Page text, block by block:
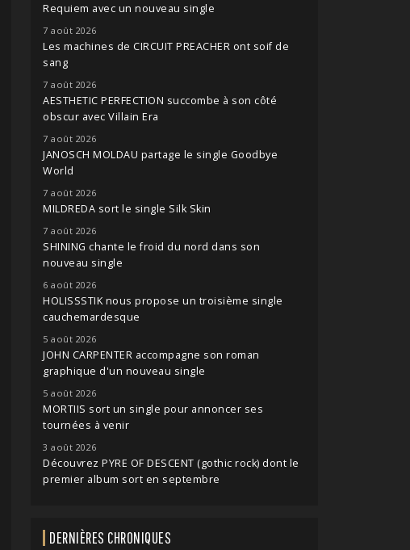
Requiem avec un nouveau single
7 août 2026
Les machines de CIRCUIT PREACHER ont soif de
sang
7 août 2026
AESTHETIC PERFECTION succombe à son côté
obscur avec Villain Era
7 août 2026
JANOSCH MOLDAU partage le single Goodbye
World
7 août 2026
MILDREDA sort le single Silk Skin
7 août 2026
SHINING chante le froid du nord dans son
nouveau single
6 août 2026
HOLISSSTIK nous propose un troisième single
cauchemardesque
5 août 2026
JOHN CARPENTER accompagne son roman
graphique d'un nouveau single
5 août 2026
MORTIIS sort un single pour annoncer ses
tournées à venir
3 août 2026
Découvrez PYRE OF DESCENT (gothic rock) dont le
premier album sort en septembre
DERNIÈRES CHRONIQUES